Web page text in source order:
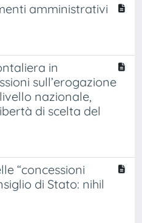
amministrativi
in
sull’erogazione
nazionale,
di scelta del
“concessioni
di Stato: nihil